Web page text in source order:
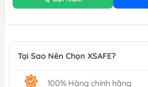
Tại Sao Nên Chọn XSAFE?
100% Hàng chính hãng